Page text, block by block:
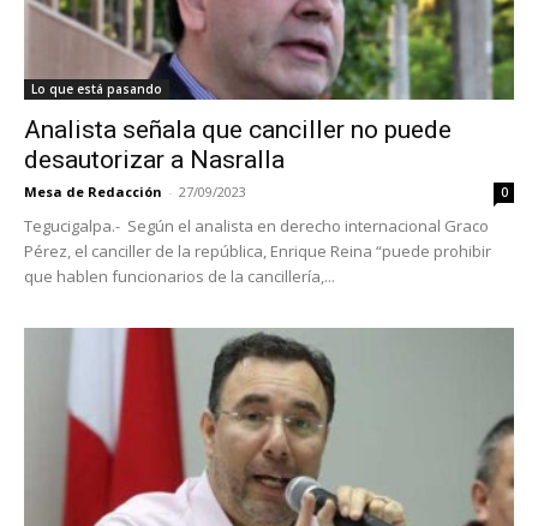
Lo que está pasando
Analista señala que canciller no puede
desautorizar a Nasralla
Mesa de Redacción - 27/09/2023 0
Tegucigalpa.- Según el analista en derecho internacional Graco
Pérez, el canciller de la república, Enrique Reina “puede prohibir
que hablen funcionarios de la cancillería,...